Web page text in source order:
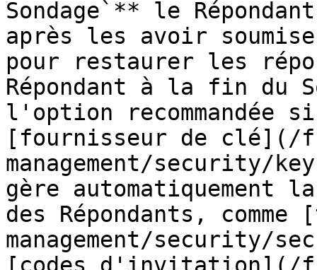
Sondage`** le
après les avoir
pour restaurer les
Répondant à la fin du
l'option recommandée
[fournisseur de clé](/
management/security/
gère automatiquement
des Répondants,
management/security/